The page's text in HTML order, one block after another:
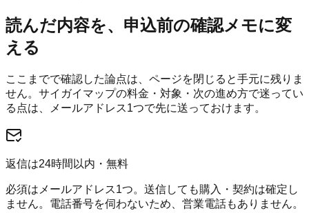
読んだ内容を、申込前の確認メモに変
える
ここまでで確認した論点は、ページを閉じると手元に残りま
せん。 サイガイマップの料金・対象・次の進め方で迷ってい
る点は、メールアドレス1つで先に送っておけます。
返信は24時間以内・無料
必須はメールアドレス1つ。送信しても購入・契約は確定し
ません。電話番号を伺わないため、営業電話もありません。